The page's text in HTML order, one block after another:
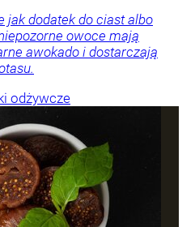
jak dodatek do ciast albo
owoce mają
awokado i dostarczają
odżywcze